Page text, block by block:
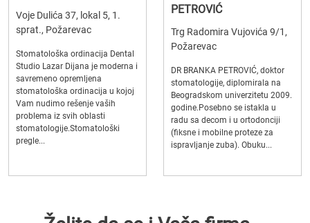
Voje Dulića 37, lokal 5, 1.
sprat., Požarevac
Stomatološka ordinacija Dental
Studio Lazar Dijana je moderna i
savremeno opremljena
stomatološka ordinacija u kojoj
Vam nudimo rešenje vaših
problema iz svih oblasti
stomatologije.Stomatološki
pregle...
PETROVIĆ
Trg Radomira Vujovića 9/1,
Požarevac
DR BRANKA PETROVIĆ, doktor
stomatologije, diplomirala na
Beogradskom univerzitetu 2009.
godine.Posebno se istakla u
radu sa decom i u ortodonciji
(fiksne i mobilne proteze za
ispravljanje zuba). Obuku...